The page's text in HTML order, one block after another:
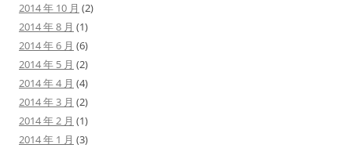
2014 年 10 月 (2)
2014 年 8 月 (1)
2014 年 6 月 (6)
2014 年 5 月 (2)
2014 年 4 月 (4)
2014 年 3 月 (2)
2014 年 2 月 (1)
2014 年 1 月 (3)